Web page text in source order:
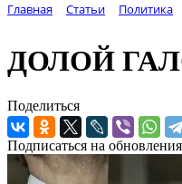
Главная Статьи Политика
ДОЛОЙ
Поделиться
Подписаться на обновления